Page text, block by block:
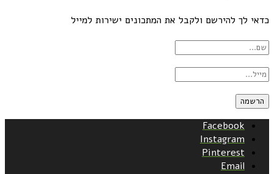
כדאי לך להירשם ולקבל את המתכונים ישירות למייל
Facebook
Instagram
Pinterest
Email